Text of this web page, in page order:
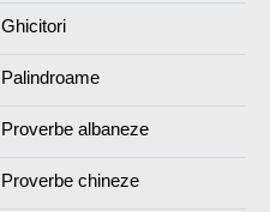
Ghicitori
Palindroame
Proverbe albaneze
Proverbe chineze